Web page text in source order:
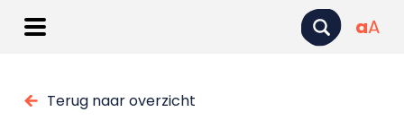
aA
Terug naar overzicht